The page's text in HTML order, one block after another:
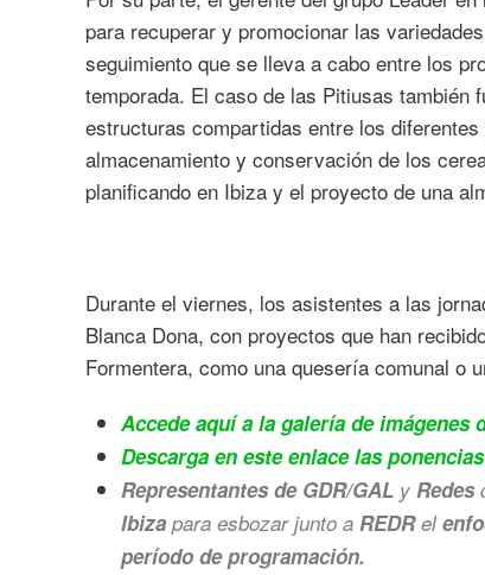
para recuperar y promocionar las
seguimiento que se lleva a cabo entre los
temporada. El caso de las Pitiusas también
estructuras compartidas entre los
almacenamiento y conservación de los
planificando en Ibiza y el proyecto de una
Durante el viernes, los asistentes a las
Blanca Dona, con proyectos que han
Formentera, como una quesería comunal o
Accede aquí a la galería de imágenes
Descarga en este enlace las
Representantes de GDR/GAL y Redes
Ibiza para esbozar junto a REDRel
período de programación.